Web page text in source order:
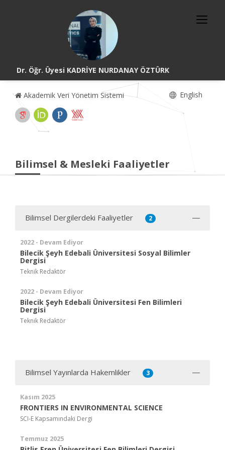
Dr. Öğr. Üyesi KADRİYE NURDANAY ÖZTÜRK
Akademik Veri Yönetim Sistemi English
Bilimsel & Mesleki Faaliyetler
Bilimsel Dergilerdeki Faaliyetler 2
2022 - Devam Ediyor
Bilecik Şeyh Edebali Üniversitesi Sosyal Bilimler
Dergisi
Teknik Redaktör
2022 - Devam Ediyor
Bilecik Şeyh Edebali Üniversitesi Fen Bilimleri
Dergisi
Teknik Redaktör
Bilimsel Yayınlarda Hakemlikler 3
Kasım 2025
FRONTIERS IN ENVIRONMENTAL SCIENCE
SCI-E Kapsamındaki Dergi
Temmuz 2025